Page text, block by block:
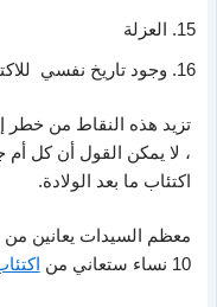
العزلة
وجود تاريخ نفسي
تزيد هذه النقاط من خطر
، لا يمكن القول أن كل
اكتئاب ما بعد الولادة.
معظم السيدات يعانين من
10 نساء ستعاني من